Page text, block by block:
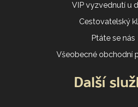
VIP vyzvednutí u
Cestovatelský
Ptáte se nás
Všeobecné obchodní
Další